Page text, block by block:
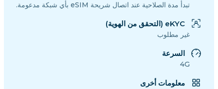
تبدأ مدة الصلاحية عند اتصال شريحة eSIM بأي شبكة مدعومة.
eKYC (التحقق من الهوية)
غير مطلوب
السرعة
4G
معلومات أخرى